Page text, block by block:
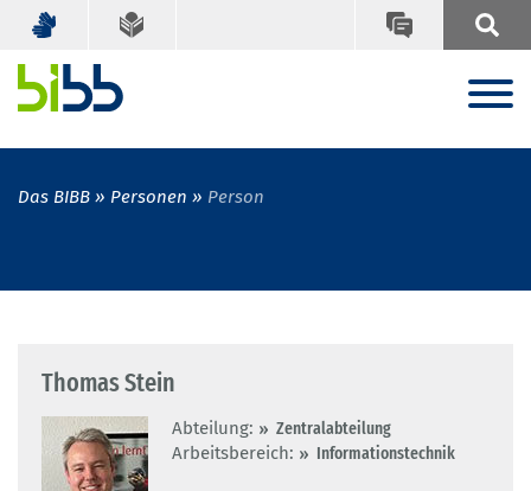
Das BIBB Personen Person
Thomas Stein
Abteilung:
Zentralabteilung
Arbeitsbereich:
Informationstechnik